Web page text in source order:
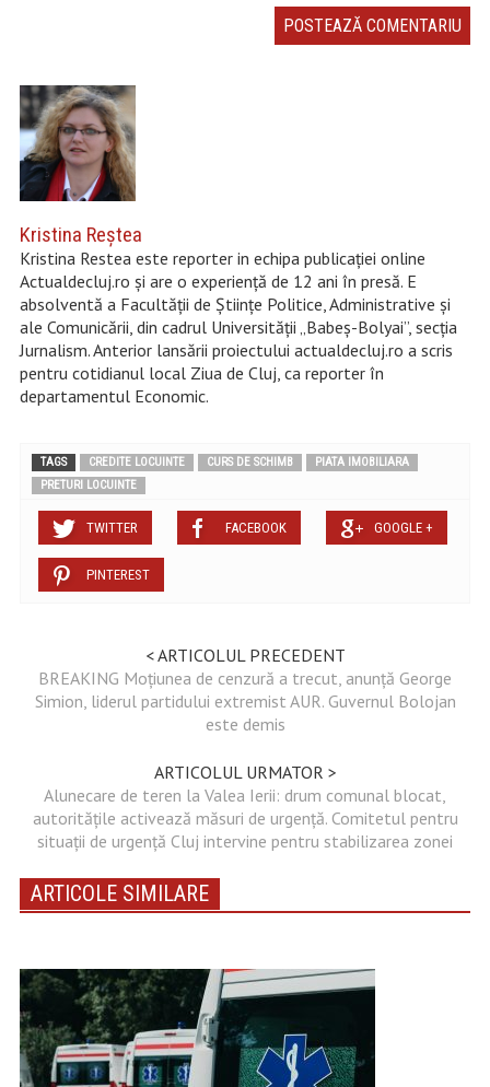
Kristina Reştea
Kristina Restea este reporter in echipa publicației online
Actualdecluj.ro și are o experiență de 12 ani în presă. E
absolventă a Facultății de Științe Politice, Administrative și
ale Comunicării, din cadrul Universității „Babeș-Bolyai”, secția
Jurnalism. Anterior lansării proiectului actualdecluj.ro a scris
pentru cotidianul local Ziua de Cluj, ca reporter în
departamentul Economic.
TAGS CREDITE LOCUINTE CURS DE SCHIMB
PIATA IMOBILIARA
PRETURI LOCUINTE
TWITTER FACEBOOK GOOGLE +
PINTEREST
< ARTICOLUL PRECEDENT
BREAKING Moțiunea de cenzură a trecut, anunță George
Simion, liderul partidului extremist AUR. Guvernul Bolojan
este demis
ARTICOLUL URMATOR >
Alunecare de teren la Valea Ierii: drum comunal blocat,
autoritățile activează măsuri de urgență. Comitetul pentru
situații de urgență Cluj intervine pentru stabilizarea zonei
ARTICOLE SIMILARE